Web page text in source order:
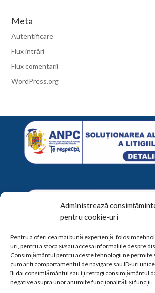
Administrează
pentru cookie-uri
Pentru a oferi cea mai bună experiență, folosim
uri, pentru a stoca și/sau accesa informațiile despre
Consimțământul pentru aceste tehnologii ne permite
cum ar fi comportamentul de navigare sau ID-uri
îți dai consimțământul sau îți retragi consimțământul
negative asupra unor anumite funcționalități și funcții.
Meta
Autentificare
Flux intrări
Flux comentarii
WordPress.org